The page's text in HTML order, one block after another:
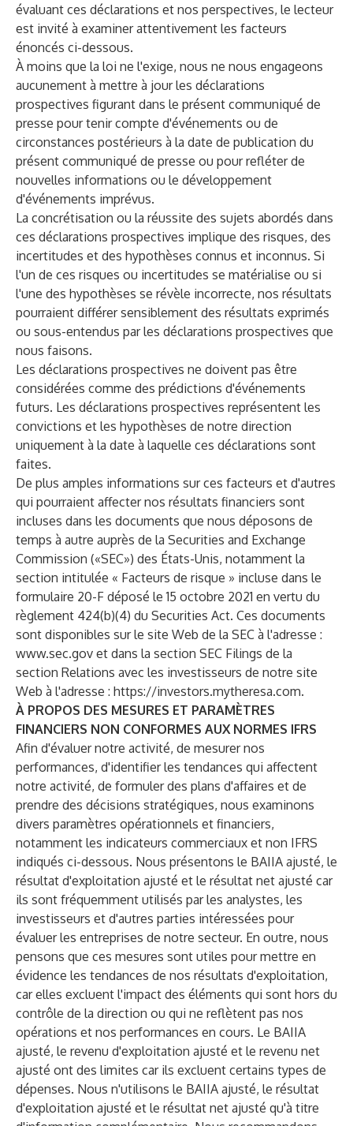
évaluant ces déclarations et nos perspectives, le lecteur
est invité à examiner attentivement les facteurs
énoncés ci-dessous.
À moins que la loi ne l'exige, nous ne nous engageons
aucunement à mettre à jour les déclarations
prospectives figurant dans le présent communiqué de
presse pour tenir compte d'événements ou de
circonstances postérieurs à la date de publication du
présent communiqué de presse ou pour refléter de
nouvelles informations ou le développement
d'événements imprévus.
La concrétisation ou la réussite des sujets abordés dans
ces déclarations prospectives implique des risques, des
incertitudes et des hypothèses connus et inconnus. Si
l'un de ces risques ou incertitudes se matérialise ou si
l'une des hypothèses se révèle incorrecte, nos résultats
pourraient différer sensiblement des résultats exprimés
ou sous-entendus par les déclarations prospectives que
nous faisons.
Les déclarations prospectives ne doivent pas être
considérées comme des prédictions d'événements
futurs. Les déclarations prospectives représentent les
convictions et les hypothèses de notre direction
uniquement à la date à laquelle ces déclarations sont
faites.
De plus amples informations sur ces facteurs et d'autres
qui pourraient affecter nos résultats financiers sont
incluses dans les documents que nous déposons de
temps à autre auprès de la Securities and Exchange
Commission («SEC») des États-Unis, notamment la
section intitulée « Facteurs de risque » incluse dans le
formulaire 20-F déposé le 15 octobre 2021 en vertu du
règlement 424(b)(4) du Securities Act. Ces documents
sont disponibles sur le site Web de la SEC à l'adresse :
www.sec.gov et dans la section SEC Filings de la
section Relations avec les investisseurs de notre site
Web à l'adresse : https://investors.mytheresa.com.
À PROPOS DES MESURES ET PARAMÈTRES
FINANCIERS NON CONFORMES AUX NORMES IFRS
Afin d'évaluer notre activité, de mesurer nos
performances, d'identifier les tendances qui affectent
notre activité, de formuler des plans d'affaires et de
prendre des décisions stratégiques, nous examinons
divers paramètres opérationnels et financiers,
notamment les indicateurs commerciaux et non IFRS
indiqués ci-dessous. Nous présentons le BAIIA ajusté, le
résultat d'exploitation ajusté et le résultat net ajusté car
ils sont fréquemment utilisés par les analystes, les
investisseurs et d'autres parties intéressées pour
évaluer les entreprises de notre secteur. En outre, nous
pensons que ces mesures sont utiles pour mettre en
évidence les tendances de nos résultats d'exploitation,
car elles excluent l'impact des éléments qui sont hors du
contrôle de la direction ou qui ne reflètent pas nos
opérations et nos performances en cours. Le BAIIA
ajusté, le revenu d'exploitation ajusté et le revenu net
ajusté ont des limites car ils excluent certains types de
dépenses. Nous n'utilisons le BAIIA ajusté, le résultat
d'exploitation ajusté et le résultat net ajusté qu'à titre